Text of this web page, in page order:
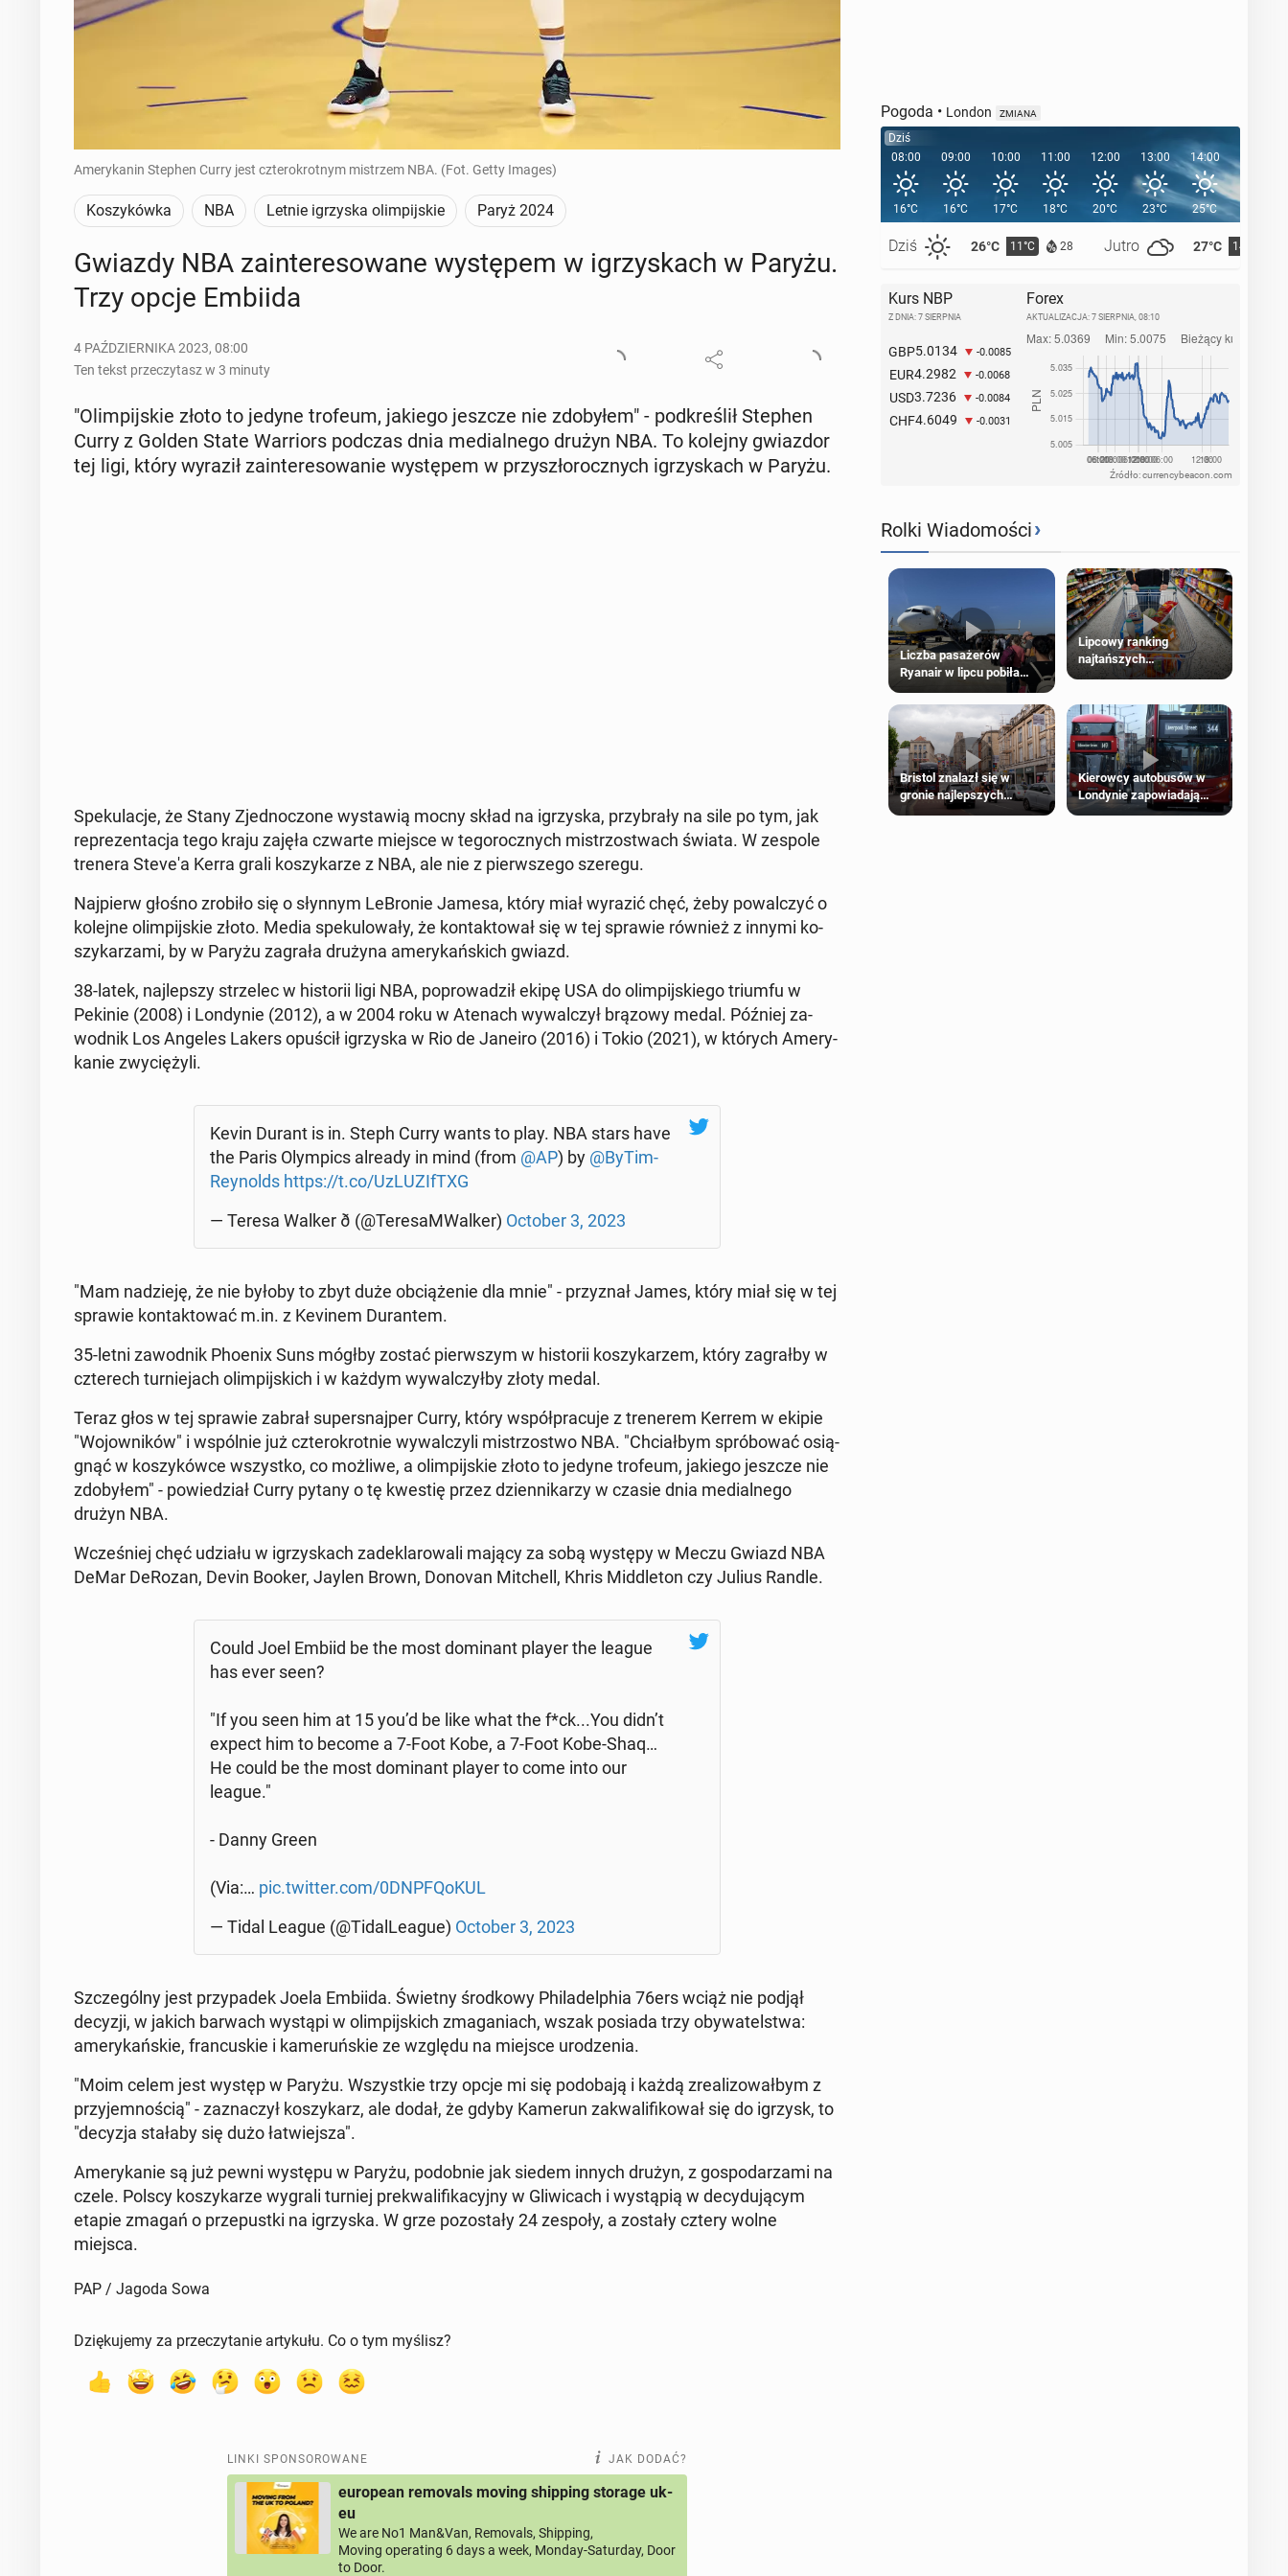
Amerykanin Stephen Curry jest czterokrotnym mistrzem NBA. (Fot. Getty Images)
Koszykówka NBA Letnie igrzyska olimpijskie Paryż 2024
Gwiazdy NBA za­in­te­re­so­wa­ne wy­stę­pem w igrzy­skach w Paryżu.
Trzy opcje Embiida
4 PAŹDZIERNIKA 2023, 08:00
Ten tekst przeczytasz w 3 minuty
"Olim­pij­skie złoto to jedyne trofeum, jakiego jeszcze nie zdo­by­łem" - pod­kre­ślił Stephen
Curry z Golden State War­riors podczas dnia me­dial­ne­go drużyn NBA. To kolejny gwiaz­dor
tej ligi, który wyraził za­in­te­re­so­wa­nie wy­stę­pem w przy­szło­rocz­nych igrzy­skach w Paryżu.
Spe­ku­la­cje, że Stany Zjed­no­czo­ne wy­sta­wią mocny skład na igrzy­ska, przy­bra­ły na sile po tym, jak
re­pre­zen­ta­cja tego kraju zajęła czwarte miejsce w te­go­rocz­nych mi­strzo­stwach świata. W zespole
trenera Steve'a Kerra grali ko­szy­ka­rze z NBA, ale nie z pierw­sze­go szeregu.
Naj­pierw głośno zrobiło się o słynnym Le­Bro­nie Jamesa, który miał wyrazić chęć, żeby po­wal­czyć o
kolejne olim­pij­skie złoto. Media spe­ku­lo­wa­ły, że kon­tak­to­wał się w tej sprawie również z innymi ko­
szy­ka­rza­mi, by w Paryżu zagrała drużyna ame­ry­kań­skich gwiazd.
38-latek, naj­lep­szy strze­lec w hi­sto­rii ligi NBA, po­pro­wa­dził ekipę USA do olim­pij­skie­go triumfu w
Pekinie (2008) i Lon­dy­nie (2012), a w 2004 roku w Atenach wy­wal­czył brązowy medal. Później za­
wod­nik Los Angeles Lakers opuścił igrzy­ska w Rio de Janeiro (2016) i Tokio (2021), w których Ame­ry­
ka­nie zwy­cię­ży­li.
Kevin Durant is in. Steph Curry wants to play. NBA stars have
the Paris Olym­pics already in mind (from @AP) by ⁦ @By­Tim­
Rey­nolds⁩ https://t.co/UzLU­ZI­fTXG
— Teresa Walker ð (@Te­re­saM­Wal­ker) October 3, 2023
"Mam na­dzie­ję, że nie byłoby to zbyt duże ob­cią­że­nie dla mnie" - przy­znał James, który miał się w tej
sprawie kon­tak­to­wać m.in. z Kevinem Du­ran­tem.
35-letni za­wod­nik Phoenix Suns mógłby zostać pierw­szym w hi­sto­rii ko­szy­ka­rzem, który za­grał­by w
czte­rech tur­nie­jach olim­pij­skich i w każdym wy­wal­czył­by złoty medal.
Teraz głos w tej sprawie zabrał su­per­snaj­per Curry, który współ­pra­cu­je z tre­ne­rem Kerrem w ekipie
"Wo­jow­ni­ków" i wspól­nie już czte­ro­krot­nie wy­wal­czy­li mi­strzo­stwo NBA. "Chciał­bym spró­bo­wać osią­
gnąć w ko­szy­ków­ce wszyst­ko, co możliwe, a olim­pij­skie złoto to jedyne trofeum, jakiego jeszcze nie
zdo­by­łem" - po­wie­dział Curry pytany o tę kwestię przez dzien­ni­ka­rzy w czasie dnia me­dial­ne­go
drużyn NBA.
Wcze­śniej chęć udziału w igrzy­skach za­de­kla­ro­wa­li mający za sobą występy w Meczu Gwiazd NBA
DeMar DeRozan, Devin Booker, Jaylen Brown, Donovan Mit­chell, Khris Mid­dle­ton czy Julius Randle.
Could Joel Embiid be the most do­mi­nant player the league
has ever seen?
"If you seen him at 15 you’d be like what the f*ck...You didn’t
expect him to become a 7-Foot Kobe, a 7-Foot Kobe-Shaq…
He could be the most do­mi­nant player to come into our
league."
- Danny Green
(Via:… pic.twitter.com/0DNP­FQo­KUL
— Tidal League (@Ti­dal­Le­ague) October 3, 2023
Szcze­gól­ny jest przy­pa­dek Joela Embiida. Świetny środ­ko­wy Phi­la­del­phia 76ers wciąż nie podjął
decyzji, w jakich barwach wystąpi w olim­pij­skich zma­ga­niach, wszak posiada trzy oby­wa­tel­stwa:
ame­ry­kań­skie, fran­cu­skie i ka­me­ruń­skie ze względu na miejsce uro­dze­nia.
"Moim celem jest występ w Paryżu. Wszyst­kie trzy opcje mi się po­do­ba­ją i każdą zre­ali­zo­wał­bym z
przy­jem­no­ścią" - za­zna­czył ko­szy­karz, ale dodał, że gdyby Kamerun za­kwa­li­fi­ko­wał się do igrzysk, to
"decyzja stałaby się dużo ła­twiej­sza".
Ame­ry­ka­nie są już pewni występu w Paryżu, po­dob­nie jak siedem innych drużyn, z go­spo­da­rza­mi na
czele. Polscy ko­szy­ka­rze wygrali turniej pre­kwa­li­fi­ka­cyj­ny w Gli­wi­cach i wy­stą­pią w de­cy­du­ją­cym
etapie zmagań o prze­pust­ki na igrzy­ska. W grze po­zo­sta­ły 24 zespoły, a zostały cztery wolne
miejsca.
PAP / Jagoda Sowa
Dziękujemy za przeczytanie artykułu. Co o tym myślisz?
LINKI SPONSOROWANE JAK DODAĆ?
european removals moving shipping storage uk-
eu
We are No1 Man&Van, Removals, Shipping,
Moving operating 6 days a week, Monday-Saturday, Door
to Door.
Pogoda • London ZMIANA
Dziś
08:00
16°C
Dziś 26°C 11°C 28 Jutro 27°C 14°C
09:00
16°C
10:00
17°C
11:00
18°C
12:00
20°C
13:00
23°C
14:00
25°C
15:00
Kurs NBP
Z DNIA: 7 SIERPNIA
GBP5.0134 -0.0085
EUR4.2982 -0.0068
USD3.7236 -0.0084
CHF4.6049 -0.0031
Forex
AKTUALIZACJA: 7 SIERPNIA, 08:10
Źródło: currencybeacon.com
Rolki Wiadomości›
Liczba pasażerów
Ryanair w lipcu pobiła
rekord
Lipcowy ranking
najtańszych
supermarketów
Bristol znalazł się w
gronie najlepszych
kierunków podróży na
Kierowcy autobusów w
Londynie zapowiadają
strajki